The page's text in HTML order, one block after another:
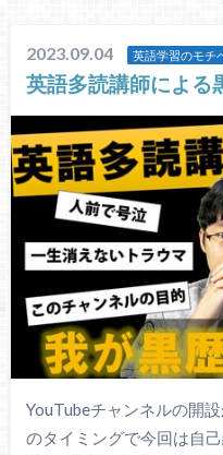
2023.09.04 英語学習のモチ
英語多読講師による
YouTubeチャンネルの開
のタイミングで今回は自